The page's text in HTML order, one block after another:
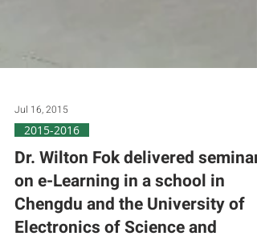
Jul 16, 2015
2015-2016
Dr. Wilton Fok delivered seminars